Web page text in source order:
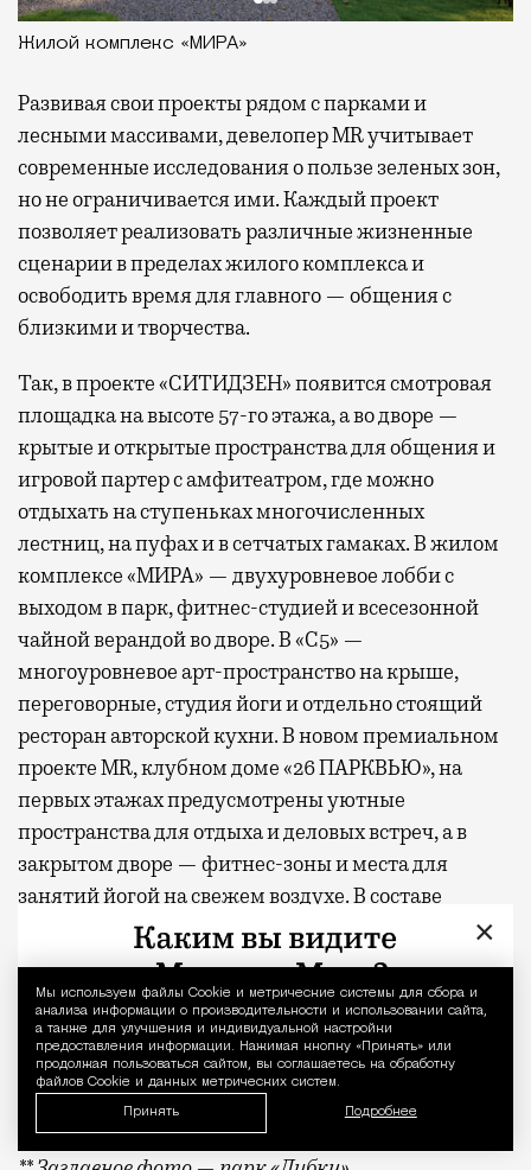
Уведомление
Мы используем файлы Сookie и метрические системы для сбора и
анализа информации о производительности и использовании сайта,
а также для улучшения и индивидуальной настройки
предоставления информации. Нажимая кнопку «Принять» или
продолжая пользоваться сайтом, вы соглашаетесь на обработку
файлов Cookie и данных метрических систем.
Принять Подробнее
Жилой комплекс «МИРА»
Развиваясвои проекты рядом с парками и
лесными массивами, девелопер MR учитывает
современные исследования о пользе зеленых зон,
но не ограничивается ими. Каждый проект
позволяет реализовать различные жизненные
сценарии в пределах жилого комплекса и
освободить время для главного — общения с
близкими и творчества.
Так, в проекте «СИТИДЗЕН» появится смотровая
площадка на высоте 57-го этажа, а во дворе —
крытые и открытые пространства для общения и
игровой партер с амфитеатром, где можно
отдыхать на ступеньках многочисленных
лестниц, на пуфах и в сетчатых гамаках. В жилом
комплексе «МИРА» — двухуровневое лобби с
выходом в парк, фитнес-студией и всесезонной
чайной верандой во дворе. В «С5» —
многоуровневое арт-пространство на крыше,
переговорные, студия йоги и отдельно стоящий
ресторан авторской кухни. В новом премиальном
проекте MR, клубном доме «26 ПАРКВЬЮ», на
первых этажах предусмотрены уютные
пространства для отдыха и деловых встреч, а в
закрытом дворе — фитнес-зоны и места для
занятий йогой на свежем воздухе. В составе
проектов «СЕТ» и «Веер»появитсяпервая в Москве
экотропа, встроенная в состав жилых комплексов,
гастрокластер, состоящий из восьми ресторанов и
20 фуд-корнеров, а также спортивный комплекс с
бассейном.
* По данным опроса MR Analytics
×